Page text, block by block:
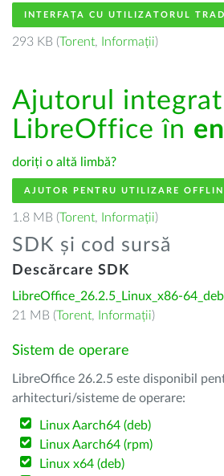
INTERFAȚA CU UTILIZATORUL
293 KB (Torent, Informații)
Ajutorul integrat
LibreOffice în
doriți o altă limbă?
AJUTOR PENTRU UTILIZARE
1.8 MB (Torent, Informații)
SDK și cod sursă
Descărcare SDK
LibreOffice_26.2.5_Linux_x86-
21 MB (Torent, Informații)
Sistem de operare
LibreOffice 26.2.5 este disponibil
arhitecturi/sisteme de operare:
Linux Aarch64 (deb)
Linux Aarch64 (rpm)
Linux x64 (deb)